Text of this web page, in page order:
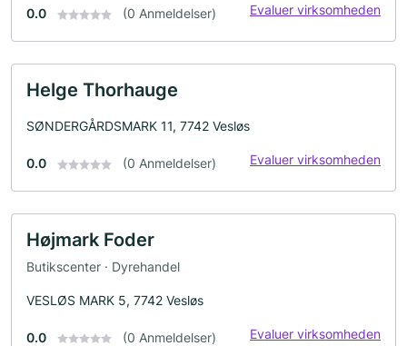
0.0 (0 Anmeldelser) Evaluer virksomheden
Helge Thorhauge
SØNDERGÅRDSMARK 11, 7742 Vesløs
0.0 (0 Anmeldelser) Evaluer virksomheden
Højmark Foder
Butikscenter · Dyrehandel
VESLØS MARK 5, 7742 Vesløs
0.0 (0 Anmeldelser) Evaluer virksomheden